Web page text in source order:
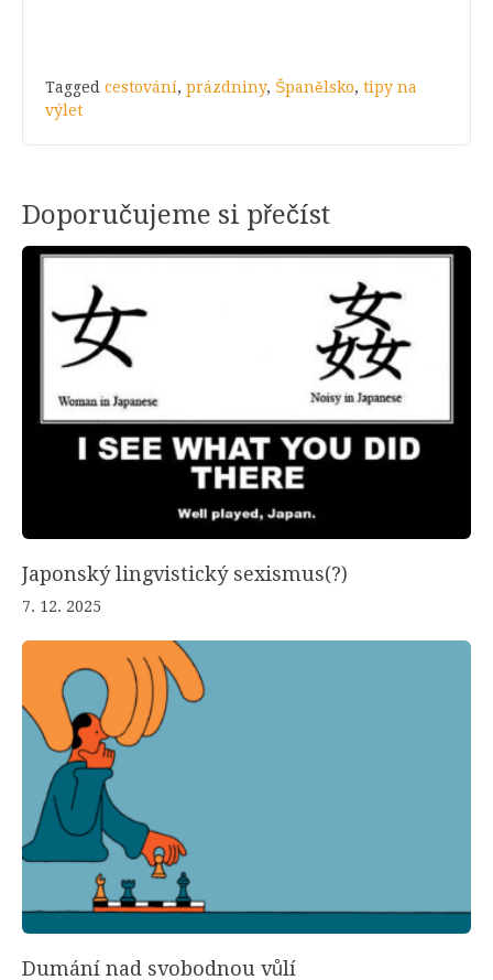
Tagged cestování, prázdniny, Španělsko, tipy na
výlet
Doporučujeme si přečíst
Japonský lingvistický sexismus(?)
7. 12. 2025
Dumání nad svobodnou vůlí